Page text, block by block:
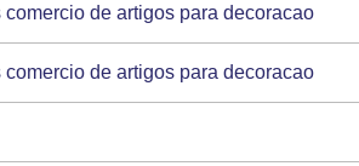
comercio de artigos para decoracao
comercio de artigos para decoracao